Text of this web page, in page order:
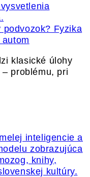
podvozok? Fyzika
klasické úlohy
problému, pri